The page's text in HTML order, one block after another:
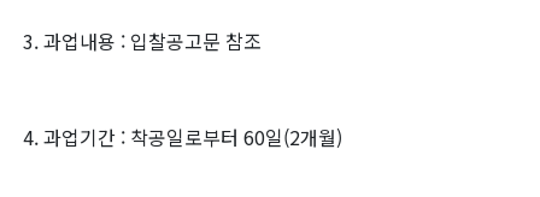
3. 과업내용 : 입찰공고문 참조
4. 과업기간 : 착공일로부터 60일(2개월)